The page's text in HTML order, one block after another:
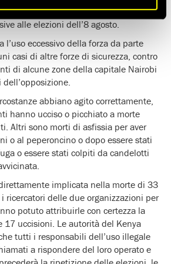
e averne ferite centinaia nel corso
alle elezioni dell’8 agosto.
l’uso eccessivo della forza da parte
casi di altre forze di sicurezza, contro
di alcune zone della capitale Nairobi
abbiano agito correttamente,
hanno ucciso o picchiato a morte
Altri sono morti di asfissia per aver
o al peperoncino o dopo essere stati
o essere stati colpiti da candelotti
implicata nella morte di 33
ricercatori delle due organizzazioni per
potuto attribuirle con certezza la
17 uccisioni. Le autorità del Kenya
tutti i responsabili dell’uso illegale
a rispondere del loro operato e